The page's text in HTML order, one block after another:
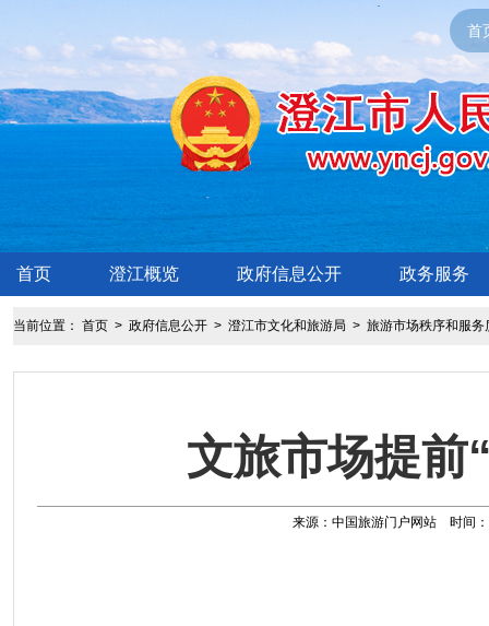
首
首页 澄江概览 政府信息公开 政务服务
当前位置： 首页> 政府信息公开> 澄江市文化和旅游局 > 旅游市场秩序和服务
文旅市场提前
来源：中国旅游门户网站 时间